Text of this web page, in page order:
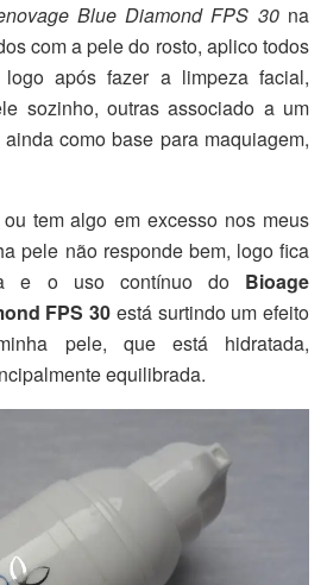
Blue Diamond FPS 30na
com a pele do rosto, aplico todos
após fazer a limpeza facial,
sozinho, outras associado a um
como base para maquiagem,
tem algo em excesso nos meus
pele não responde bem, logo fica
e o uso contínuo do Bioage
FPS 30 está surtindo um efeito
pele, que está hidratada,
equilibrada.